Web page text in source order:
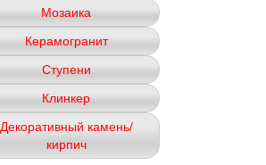
Мозаика
Керамогранит
Ступени
Клинкер
Декоративный камень/
кирпич